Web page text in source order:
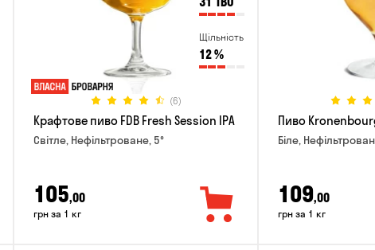
Щільність
12%
(6)
Крафтове пиво FDB Fresh Session IPA
Світле, Нефільтроване, 5°
105,00
грн за 1 кг
Пиво
Біле,
109,00
грн за 1 кг